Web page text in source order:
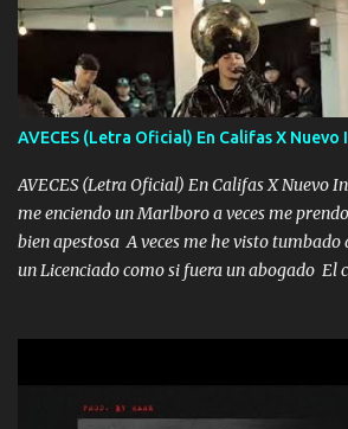
para dar ya estando en tu ciudad no habrá
copas van de más vayamos a un lugar y
Entre alcohol y besos se va incrementado el
habitación ya no mires más el reloj Única
tú mi mal moviendo tu silueta no hay otra
tan especial por eso es que me tientas Aquí
te acerque nadie porque solo yo tendre el
AVECES (Letra Oficial) En Califas X
AVECES (Letra Oficial) En Califas X Nuevo
me enciendo un Marlboro a veces me
bien apestosa A veces me he visto tumbado
un Licenciado como si fuera un abogado El
corriente no quieren verte subir de level
A veces me pongo un sombrero a veces me